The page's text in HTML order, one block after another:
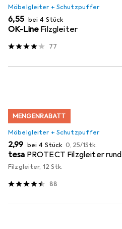
Möbelgleiter + Schutzpuffer
EUR
6,55 bei 4 Stück
OK-Line Filzgleiter
77
MENGENRABATT
Möbelgleiter + Schutzpuffer
EUR
2,99 bei 4 Stück EUR
0,25/1Stk.
tesa PROTECT Filzgleiter rund
Filzgleiter, 12 Stk.
88